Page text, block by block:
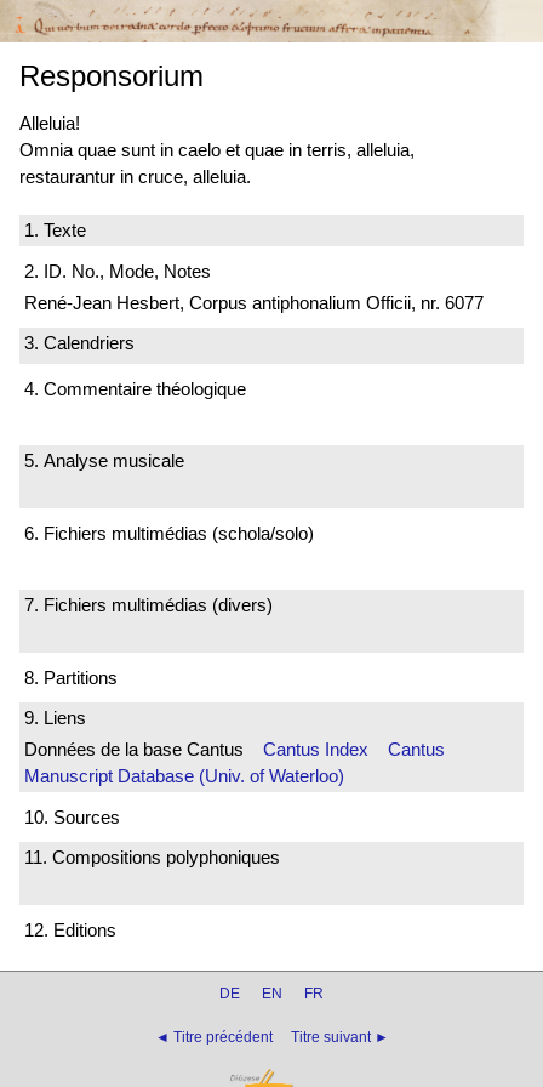
Responsorium
Alleluia!
Omnia quae sunt in caelo et quae in terris, alleluia,
restaurantur in cruce, alleluia.
1. Texte
2. ID. No., Mode, Notes
René-Jean Hesbert, Corpus antiphonalium Officii, nr. 6077
3. Calendriers
4. Commentaire théologique
5. Analyse musicale
6. Fichiers multimédias (schola/solo)
7. Fichiers multimédias (divers)
8. Partitions
9. Liens
Données de la base Cantus Cantus Index
Cantus
Manuscript Database (Univ. of Waterloo)
10. Sources
11. Compositions polyphoniques
12. Editions
DE EN FR
◄ Titre précédent Titre suivant ►